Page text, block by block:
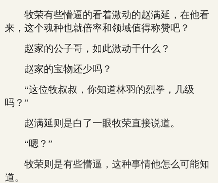
牧荣有些懵逼的看着激动的赵满延，在他看
来，这个魂种也就倍率和领域值得称赞吧？
赵家的公子哥，如此激动干什么？
赵家的宝物还少吗？
“这位牧叔叔，你知道林羽的烈拳，几级
吗？”
赵满延则是白了一眼牧荣直接说道。
“嗯？”
牧荣则是有些懵逼，这种事情他怎么可能知
道。